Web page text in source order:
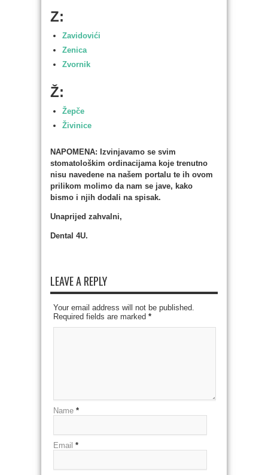
Z:
Zavidovići
Zenica
Zvornik
Ž:
Žepče
Živinice
NAPOMENA: Izvinjavamo se svim
stomatološkim ordinacijama koje trenutno
nisu navedene na našem portalu te ih ovom
prilikom molimo da nam se jave, kako
bismo i njih dodali na spisak.
Unaprijed zahvalni,
Dental 4U.
LEAVE A REPLY
Your email address will not be published.
Required fields are marked *
Name *
Email *